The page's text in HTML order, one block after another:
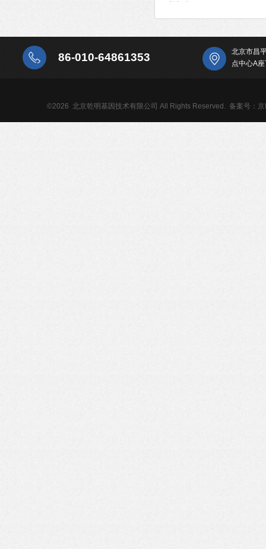
86-010-64861353
北京市昌
点中心A
©2026 北京乾明基因技术有限公司 All Rights Reserved.备案号：